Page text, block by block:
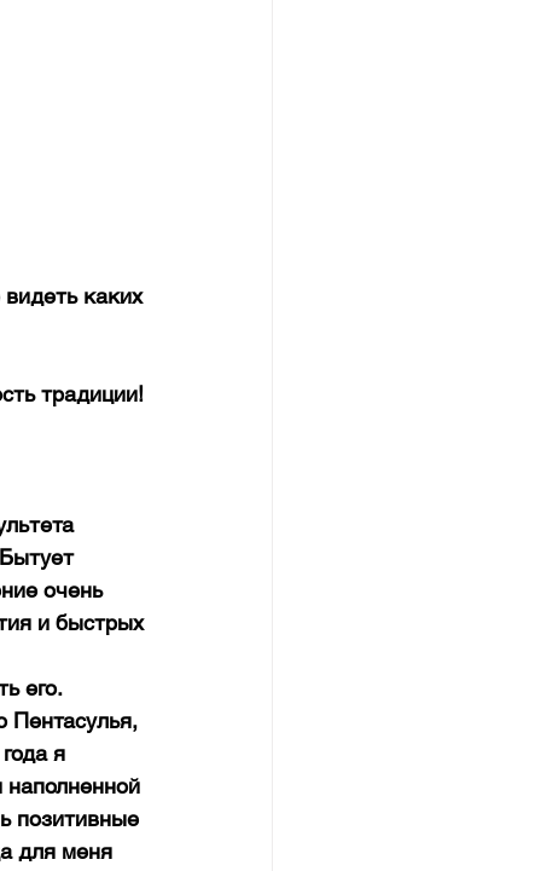
каких
традиции!
очень
и быстрых
его.
Пентасулья,
я
позитивные
для меня